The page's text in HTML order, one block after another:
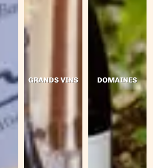
GRANDS VINS DOMAINES